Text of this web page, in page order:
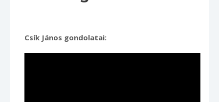
Csík János gondolatai: